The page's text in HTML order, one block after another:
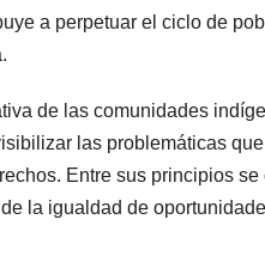
a perpetuar el ciclo de
de las comunidades
las problemáticas
Entre sus principios se
la igualdad de